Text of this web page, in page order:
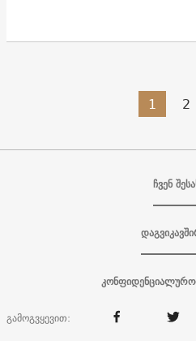
1 2
ჩვენ
გამოგვყევით: